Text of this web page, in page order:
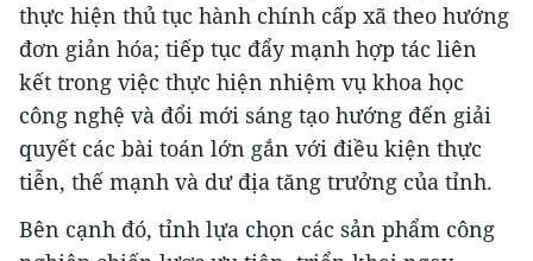
thực hiện thủ tục hành chính cấp xã theo hướng
đơn giản hóa; tiếp tục đẩy mạnh hợp tác liên
kết trong việc thực hiện nhiệm vụ khoa học
công nghệ và đổi mới sáng tạo hướng đến giải
quyết các bài toán lớn gắn với điều kiện thực
tiễn, thế mạnh và dư địa tăng trưởng của tỉnh.
Bên cạnh đó, tỉnh lựa chọn các sản phẩm công